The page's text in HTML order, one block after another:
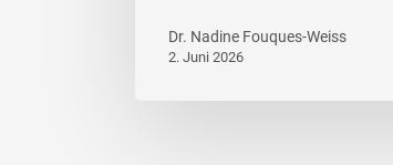
Dr. Nadine Fouques-Weiss
2. Juni 2026